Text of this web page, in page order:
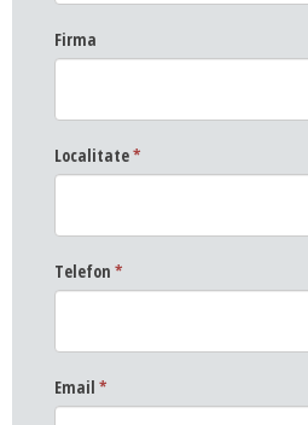
Firma
Localitate*
Telefon *
Email *